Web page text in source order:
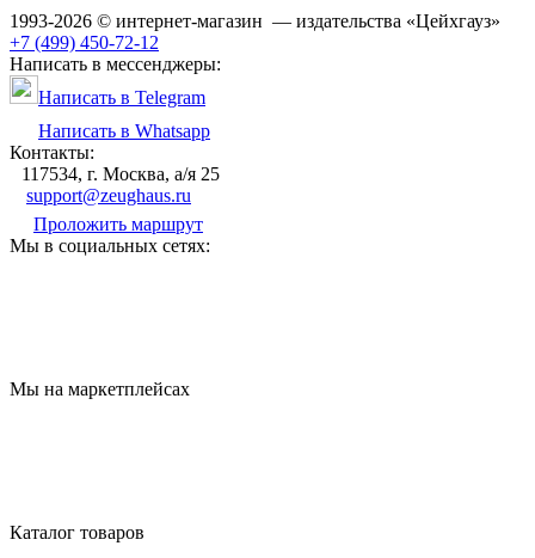
1993-2026 © интернет-магазин — издательства «Цейхгауз»
+7 (499) 450-72-12
Написать в мессенджеры:
Написать в Telegram
Написать в Whatsapp
Контакты:
117534, г. Москва, а/я 25
support@zeughaus.ru
Проложить маршрут
Мы в социальных сетях:
Мы на маркетплейсах
Каталог товаров